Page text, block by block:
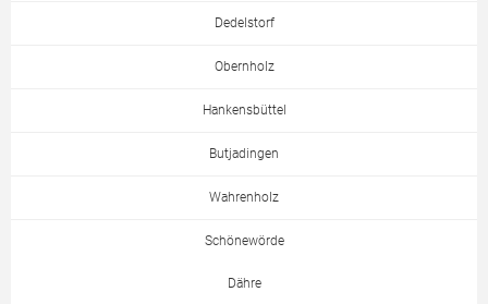
Dedelstorf
Obernholz
Hankensbüttel
Butjadingen
Wahrenholz
Schönewörde
Dähre